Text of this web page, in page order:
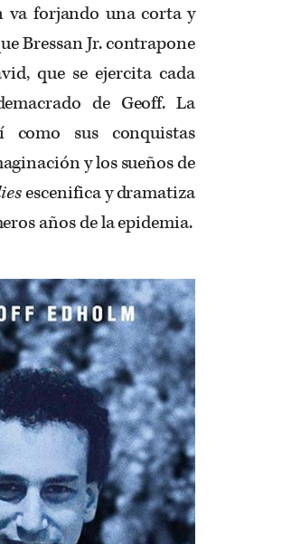
va forjando una corta y
Bressan Jr. contrapone
que se ejercita cada
de Geoff. La
como sus conquistas
y los sueños de
escenifica y dramatiza
años de la epidemia.